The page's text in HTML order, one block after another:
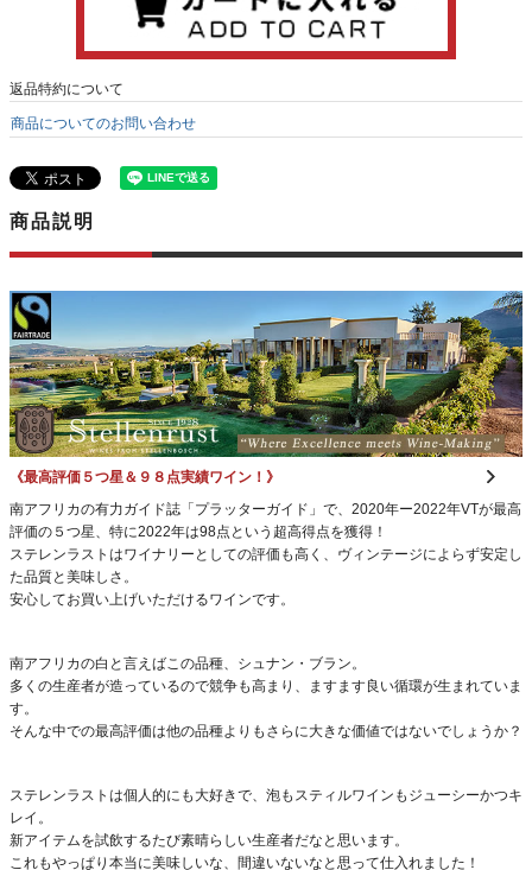
返品特約について
商品についてのお問い合わせ
商品説明
《最高評価５つ星＆９８点実績ワイン！》
南アフリカの有力ガイド誌「プラッターガイド」で、2020年ー2022年VTが最高
評価の５つ星、特に2022年は98点という超高得点を獲得！
ステレンラストはワイナリーとしての評価も高く、ヴィンテージによらず安定し
た品質と美味しさ。
安心してお買い上げいただけるワインです。
南アフリカの白と言えばこの品種、シュナン・ブラン。
多くの生産者が造っているので競争も高まり、ますます良い循環が生まれていま
す。
そんな中での最高評価は他の品種よりもさらに大きな価値ではないでしょうか？
ステレンラストは個人的にも大好きで、泡もスティルワインもジューシーかつキ
レイ。
新アイテムを試飲するたび素晴らしい生産者だなと思います。
これもやっぱり本当に美味しいな、間違いないなと思って仕入れました！